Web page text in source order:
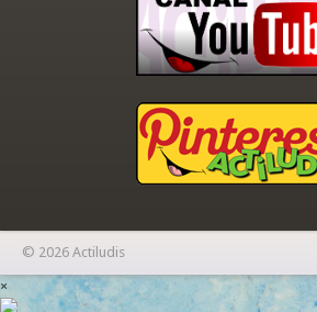
© 2026 Actiludis
×